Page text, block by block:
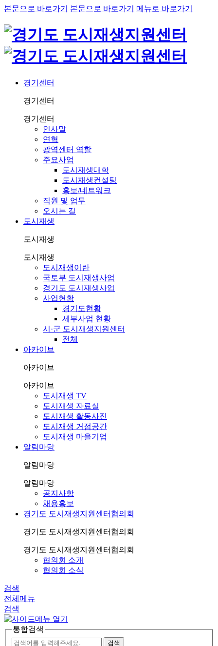
본문으로 바로가기 본문으로 바로가기 메뉴로 바로가기
경기센터
경기센터
경기센터
인사말
연혁
광역센터 역할
주요사업
도시재생대학
도시재생컨설팅
홍보/네트워크
직원 및 업무
오시는 길
도시재생
도시재생
도시재생
도시재생이란
국토부 도시재생사업
경기도 도시재생사업
사업현황
경기도현황
세부사업 현황
시·군 도시재생지원센터
전체
아카이브
아카이브
아카이브
도시재생 TV
도시재생 자료실
도시재생 활동사진
도시재생 거점공간
도시재생 마을기업
알림마당
알림마당
알림마당
공지사항
채용홍보
경기도 도시재생지원센터협의회
경기도 도시재생지원센터협의회
경기도 도시재생지원센터협의회
협의회 소개
협의회 소식
검색
전체메뉴
검색
통합검색